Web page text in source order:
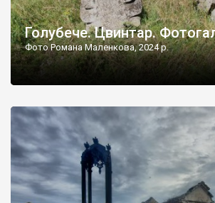
Голубече. Цвинтар.
Фото Романа Маленкова, 2024 р.